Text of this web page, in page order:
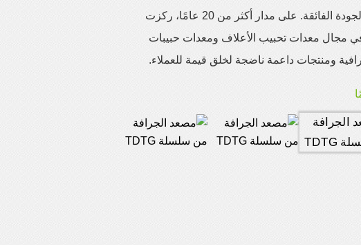
ماكينات ريتشي، السعي وراء الجودة الفائقة. على مدار أكثر من 20 عامًا، ركزت
مجال معدات تحبيب الأعلاف ومعدات حبيبات
ومنتجات داعمة ناضجة لخلق قيمة للعملاء.